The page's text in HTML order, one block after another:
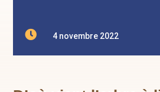
 4 novembre 2022